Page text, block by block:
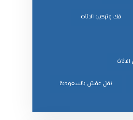
فك وتركيب الاثاث
نقل عفش بالسعودية